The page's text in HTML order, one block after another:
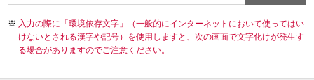
入力の際に「環境依存文字」（一般的にインターネットにおいて使ってはい
けないとされる漢字や記号）を使用しますと、次の画面で文字化けが発生す
る場合がありますのでご注意ください。